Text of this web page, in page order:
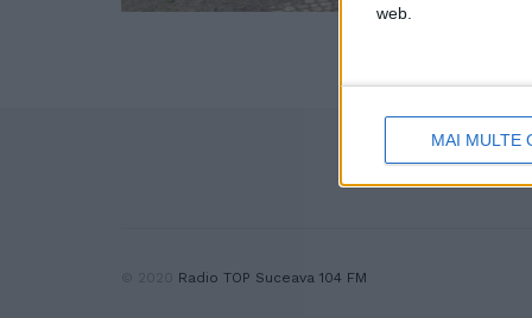
web.
MAI MULTE
Radio TOP Suceava 104 FM